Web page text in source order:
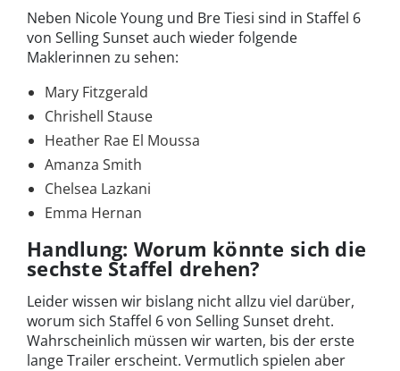
Neben Nicole Young und Bre Tiesi sind in Staffel 6
von Selling Sunset auch wieder folgende
Maklerinnen zu sehen:
Mary Fitzgerald
Chrishell Stause
Heather Rae El Moussa
Amanza Smith
Chelsea Lazkani
Emma Hernan
Handlung: Worum könnte sich die
sechste Staffel drehen?
Leider wissen wir bislang nicht allzu viel darüber,
worum sich Staffel 6 von Selling Sunset dreht.
Wahrscheinlich müssen wir warten, bis der erste
lange Trailer erscheint. Vermutlich spielen aber